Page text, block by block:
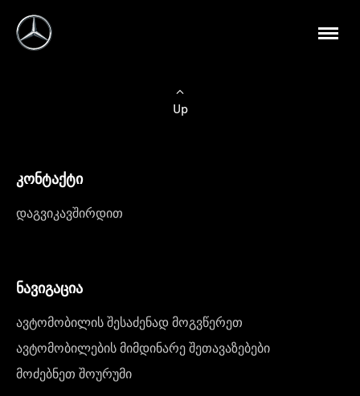
Up
კონტაქტი
დაგვიკავშირდით
ნავიგაცია
ავტომობილის შესაძენად მოგვწერეთ
ავტომობილების მიმდინარე შეთავაზებები
მოძებნეთ შოურუმი